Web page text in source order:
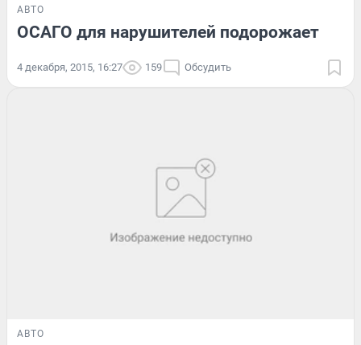
АВТО
ОСАГО для нарушителей подорожает
4 декабря, 2015, 16:27 159 Обсудить
АВТО